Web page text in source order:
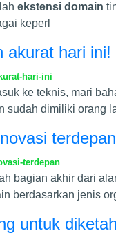
ekstensi domain
keperl
akurat hari ini!
hari-ini
ke teknis, mari
sudah dimiliki orang
terdepan
bagian akhir dari
berdasarkan jenis
untuk